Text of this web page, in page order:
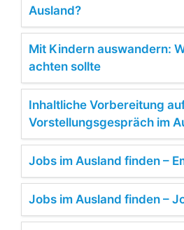
Ausland?
Mit Kindern auswandern:
achten sollte
Inhaltliche Vorbereitung
Vorstellungsgespräch im
Jobs im Ausland finden –
Jobs im Ausland finden –